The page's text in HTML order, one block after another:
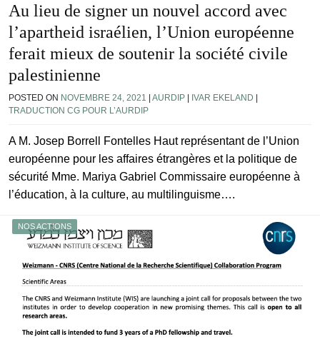
Au lieu de signer un nouvel accord avec
l’apartheid israélien, l’Union européenne
ferait mieux de soutenir la société civile
palestinienne
POSTED ON NOVEMBRE 24, 2021 | AURDIP | IVAR EKELAND |
TRADUCTION CG POUR L’AURDIP
A M. Josep Borrell Fontelles Haut représentant de l’Union
européenne pour les affaires étrangères et la politique de
sécurité Mme. Mariya Gabriel Commissaire européenne à
l’éducation, à la culture, au multilinguisme….
NOS ACTIONS